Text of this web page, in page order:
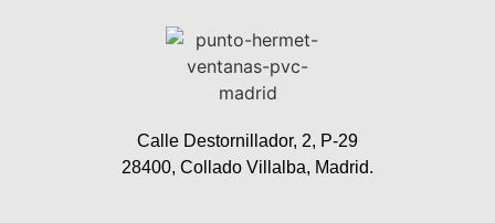
Calle Destornillador, 2, P-29
28400, Collado Villalba, Madrid.